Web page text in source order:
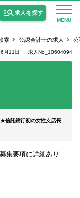
MENU
求人を探す
会計士）の求人
索 公認会計士の求人 公
月11日 求人No_10604094
信託銀行初の女性支店長
集要項に詳細あり